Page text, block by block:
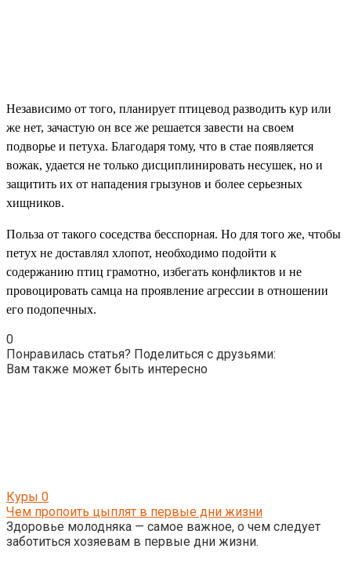
Независимо от того, планирует птицевод разводить кур или
же нет, зачастую он все же решается завести на своем
подворье и петуха. Благодаря тому, что в стае появляется
вожак, удается не только дисциплинировать несушек, но и
защитить их от нападения грызунов и более серьезных
хищников.
Польза от такого соседства бесспорная. Но для того же, чтобы
петух не доставлял хлопот, необходимо подойти к
содержанию птиц грамотно, избегать конфликтов и не
провоцировать самца на проявление агрессии в отношении
его подопечных.
0
Понравилась статья? Поделиться с друзьями:
Вам также может быть интересно
Куры 0
Чем пропоить цыплят в первые дни жизни
Здоровье молодняка — самое важное, о чем следует
заботиться хозяевам в первые дни жизни.